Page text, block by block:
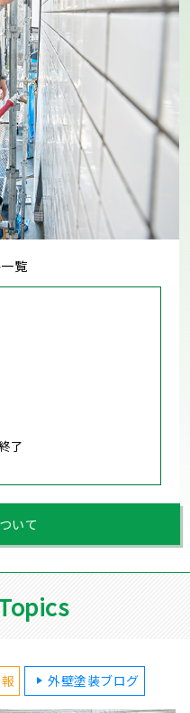
覧
了
いて
外壁塗装ブログ